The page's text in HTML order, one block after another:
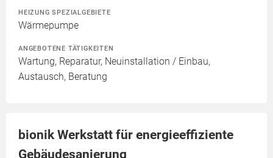
HEIZUNG SPEZIALGEBIETE
Wärmepumpe
ANGEBOTENE TÄTIGKEITEN
Wartung, Reparatur, Neuinstallation / Einbau,
Austausch, Beratung
bionik Werkstatt für energieeffiziente
Gebäudesanierung